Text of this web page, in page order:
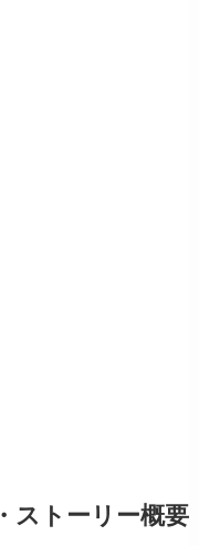
ストーリー概要